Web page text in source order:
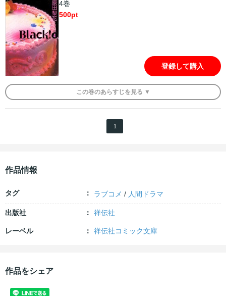
4巻
500pt
登録して購入
この巻のあらすじを 見る ▼
1
作品情報
タグ ラブコメ / 人間ドラマ
出版社 祥伝社
レーベル 祥伝社コミック文庫
作品をシェア